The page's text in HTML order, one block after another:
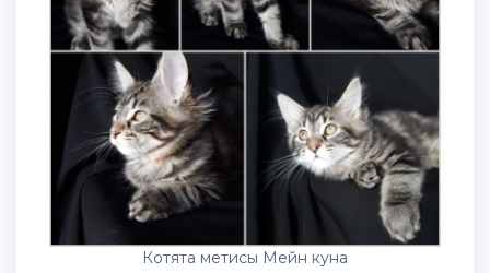
Котята метисы Мейн куна